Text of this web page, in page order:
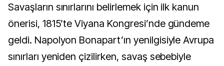
Savaşların sınırlarını belirlemek için ilk kanun
önerisi, 1815’te Viyana Kongresi’nde gündeme
geldi. Napolyon Bonapart’ın yenilgisiyle Avrupa
sınırları yeniden çizilirken, savaş sebebiyle